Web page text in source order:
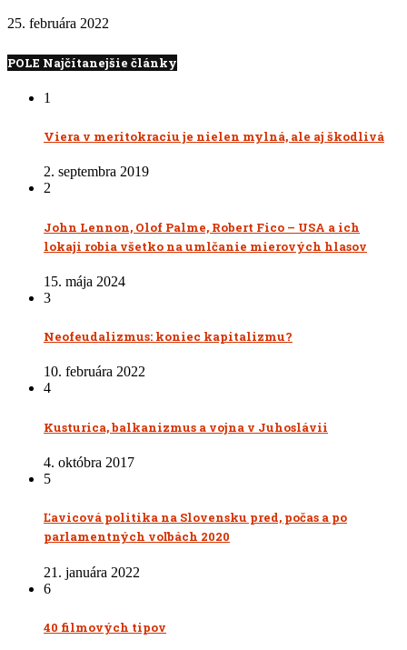
25. februára 2022
POLE Najčítanejšie články
1
Viera v meritokraciu je nielen mylná, ale aj škodlivá
2. septembra 2019
2
John Lennon, Olof Palme, Robert Fico – USA a ich
lokaji robia všetko na umlčanie mierových hlasov
15. mája 2024
3
Neofeudalizmus: koniec kapitalizmu?
10. februára 2022
4
Kusturica, balkanizmus a vojna v Juhoslávii
4. októbra 2017
5
Ľavicová politika na Slovensku pred, počas a po
parlamentných voľbách 2020
21. januára 2022
6
40 filmových tipov